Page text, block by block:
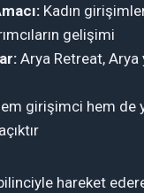
Kadın
gelişimi
Arya Retreat, Arya
girişimci hem de
hareket